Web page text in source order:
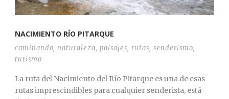
NACIMIENTO RÍO PITARQUE
caminando, naturaleza, paisajes, rutas, senderismo,
turismo
La ruta del Nacimiento del Río Pitarque es una de esas
rutas imprescindibles para cualquier senderista, está